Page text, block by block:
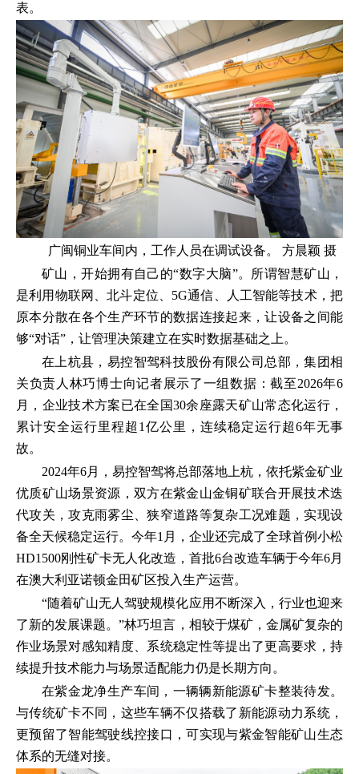
表。
广闽铜业车间内，工作人员在调试设备。 方晨颖 摄
矿山，开始拥有自己的“数字大脑”。所谓智慧矿山，
是利用物联网、北斗定位、5G通信、人工智能等技术，把
原本分散在各个生产环节的数据连接起来，让设备之间能
够“对话”，让管理决策建立在实时数据基础之上。
在上杭县，易控智驾科技股份有限公司总部，集团相
关负责人林巧博士向记者展示了一组数据：截至2026年6
月，企业技术方案已在全国30余座露天矿山常态化运行，
累计安全运行里程超1亿公里，连续稳定运行超6年无事
故。
2024年6月，易控智驾将总部落地上杭，依托紫金矿业
优质矿山场景资源，双方在紫金山金铜矿联合开展技术迭
代攻关，攻克雨雾尘、狭窄道路等复杂工况难题，实现设
备全天候稳定运行。今年1月，企业还完成了全球首例小松
HD1500刚性矿卡无人化改造，首批6台改造车辆于今年6月
在澳大利亚诺顿金田矿区投入生产运营。
“随着矿山无人驾驶规模化应用不断深入，行业也迎来
了新的发展课题。”林巧坦言，相较于煤矿，金属矿复杂的
作业场景对感知精度、系统稳定性等提出了更高要求，持
续提升技术能力与场景适配能力仍是长期方向。
在紫金龙净生产车间，一辆辆新能源矿卡整装待发。
与传统矿卡不同，这些车辆不仅搭载了新能源动力系统，
更预留了智能驾驶线控接口，可实现与紫金智能矿山生态
体系的无缝对接。